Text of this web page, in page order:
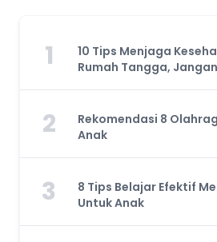
1
10 Tips Menjaga
Rumah Tangga,
2
Rekomendasi 8
Anak
3
8 Tips Belajar Efektif
Untuk Anak